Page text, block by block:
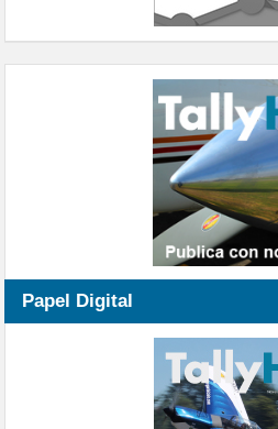
Papel Digital